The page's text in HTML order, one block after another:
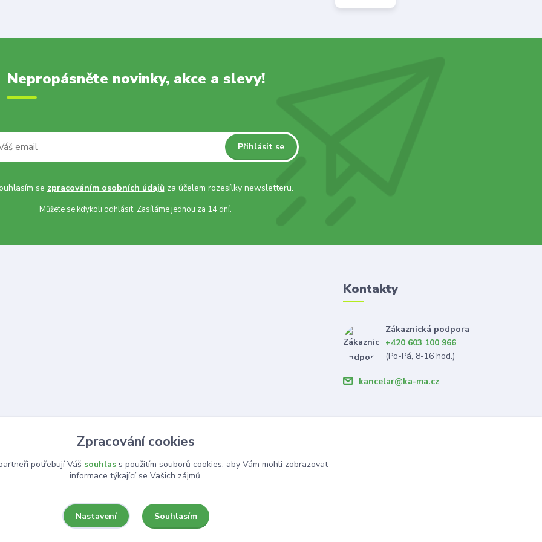
Nepropásněte novinky, akce a slevy!
Přihlásit se
se zpracováním osobních údajůza účelem rozesílky newsletteru.
Můžete se kdykoli odhlásit. Zasíláme jednou za 14 dní.
Kontakty
Zákaznická podpora
+420 603 100 966
(Po-Pá, 8-16 hod.)
kancelar@ka-ma.cz
Zpracování cookies
potřebují Váš souhlass použitím souborů cookies, aby Vám mohli zobrazovat
informace týkající se Vašich zájmů.
Nastavení Souhlasím